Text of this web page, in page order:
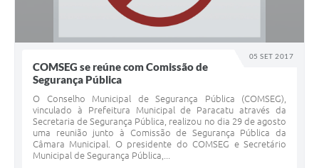
05 SET 2017
COMSEG se reúne com Comissão de
Segurança Pública
O Conselho Municipal de Segurança Pública (COMSEG),
vinculado à Prefeitura Municipal de Paracatu através da
Secretaria de Segurança Pública, realizou no dia 29 de agosto
uma reunião junto à Comissão de Segurança Pública da
Câmara Municipal. O presidente do COMSEG e Secretário
Municipal de Segurança Pública,...